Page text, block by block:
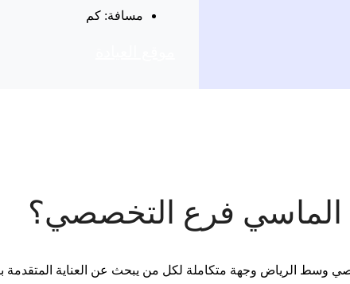
مسافة:كم
فرع التخصصي؟
الرياض وجهة متكاملة لكل من يبحث عن العناية المتقدمة